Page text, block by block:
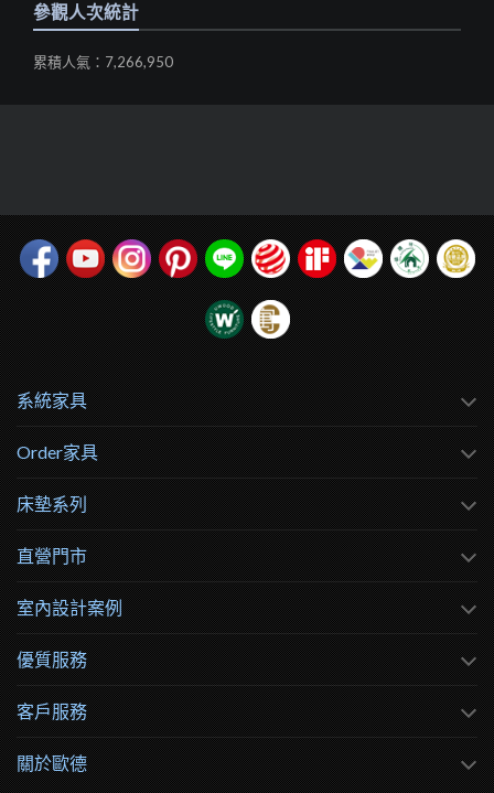
參觀人次統計
累積人氣：7,266,950
系統家具
Order家具
床墊系列
直營門市
室內設計案例
優質服務
客戶服務
關於歐德